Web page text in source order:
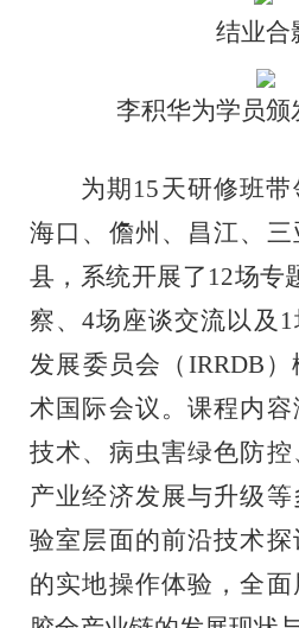
结业合
李积华为学员颁
为期 15天研修班带
海口、儋州、昌江、
县，系统开展了 12场专
察、4场座谈交流以及 1
发展委员会 （ IRRDB ）
术国际会议。课程内
技术、病虫害绿色防控
产业经济发展与升级等
验室层面的前沿技术
的实地操作体验，全面